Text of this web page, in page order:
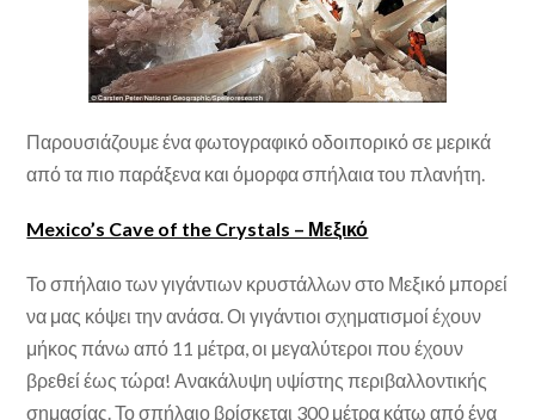
Παρουσιάζουμε ένα φωτογραφικό οδοιπορικό σε μερικά
από τα πιο παράξενα και όμορφα σπήλαια του πλανήτη.
Mexico’s Cave of the Crystals – Μεξικό
Το σπήλαιο των γιγάντιων κρυστάλλων στο Μεξικό μπορεί
να μας κόψει την ανάσα. Οι γιγάντιοι σχηματισμοί έχουν
μήκος πάνω από 11 μέτρα, οι μεγαλύτεροι που έχουν
βρεθεί έως τώρα! Ανακάλυψη υψίστης περιβαλλοντικής
σημασίας. Το σπήλαιο βρίσκεται 300 μέτρα κάτω από ένα